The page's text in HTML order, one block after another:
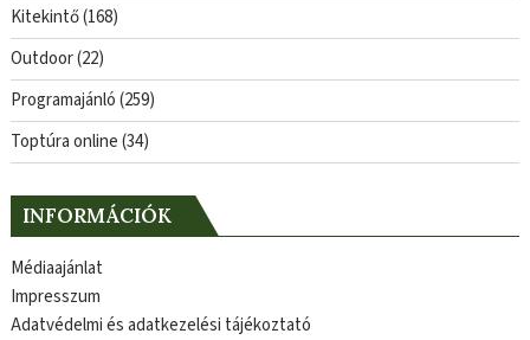
Kitekintő(168)
Outdoor(22)
Programajánló(259)
Toptúra online(34)
INFORMÁCIÓK
Médiaajánlat
Impresszum
Adatvédelmi és adatkezelési tájékoztató